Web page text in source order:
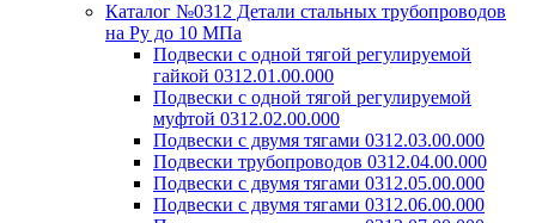
Каталог №0312 Детали стальных трубопроводов
на Ру до 10 МПа
Подвески с одной тягой регулируемой
гайкой 0312.01.00.000
Подвески с одной тягой регулируемой
муфтой 0312.02.00.000
Подвески с двумя тягами 0312.03.00.000
Подвески трубопроводов 0312.04.00.000
Подвески с двумя тягами 0312.05.00.000
Подвески с двумя тягами 0312.06.00.000